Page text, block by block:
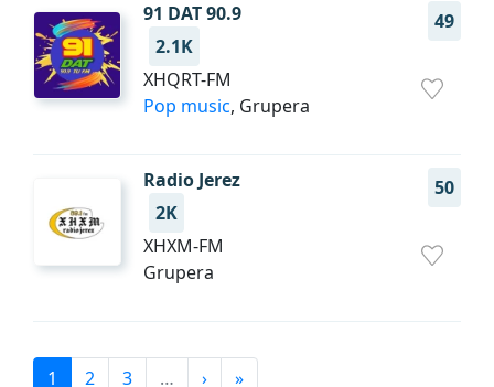
91 DAT 90.9
49
2.1K
XHQRT-FM
Pop music, Grupera
Radio Jerez
50
2K
XHXM-FM
Grupera
1 2 3 … › »